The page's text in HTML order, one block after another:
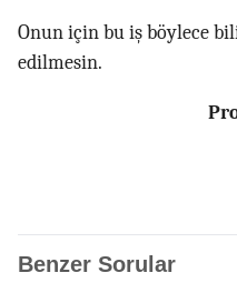
Onun için bu iş böylece
edilmesin.
Benzer Sorular